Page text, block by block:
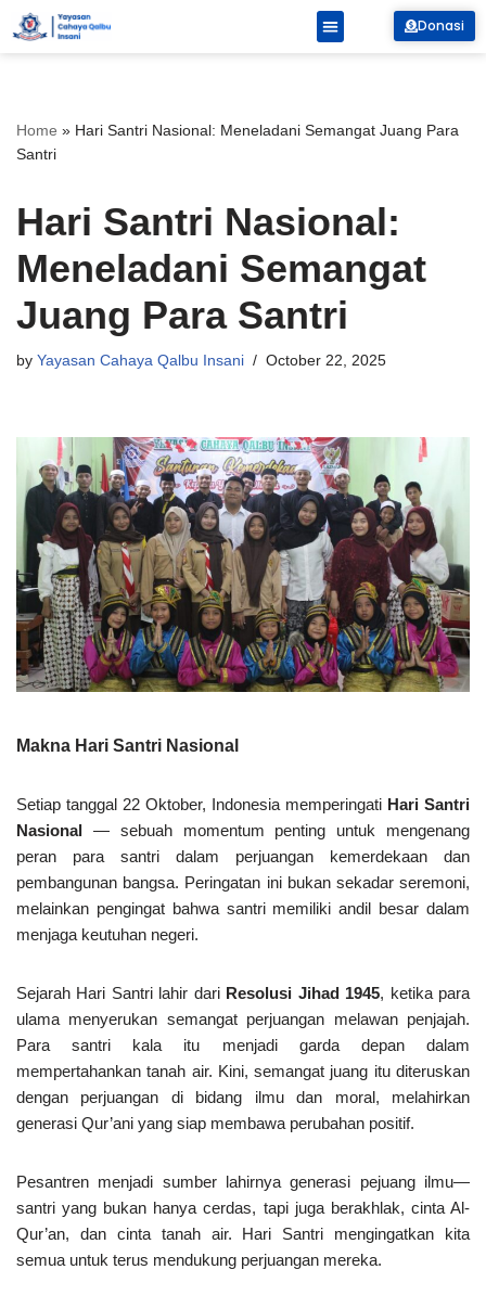
Donasi
Home » Hari Santri Nasional: Meneladani Semangat Juang Para
Santri
Hari Santri Nasional:
Meneladani Semangat
Juang Para Santri
by Yayasan Cahaya Qalbu Insani October 22, 2025
Makna Hari Santri Nasional
Setiap tanggal 22 Oktober, Indonesia memperingati Hari Santri
Nasional — sebuah momentum penting untuk mengenang
peran para santri dalam perjuangan kemerdekaan dan
pembangunan bangsa. Peringatan ini bukan sekadar seremoni,
melainkan pengingat bahwa santri memiliki andil besar dalam
menjaga keutuhan negeri.
Sejarah Hari Santri lahir dari Resolusi Jihad 1945, ketika para
ulama menyerukan semangat perjuangan melawan penjajah.
Para santri kala itu menjadi garda depan dalam
mempertahankan tanah air. Kini, semangat juang itu diteruskan
dengan perjuangan di bidang ilmu dan moral, melahirkan
generasi Qur’ani yang siap membawa perubahan positif.
Pesantren menjadi sumber lahirnya generasi pejuang ilmu—
santri yang bukan hanya cerdas, tapi juga berakhlak, cinta Al-
Qur’an, dan cinta tanah air. Hari Santri mengingatkan kita
semua untuk terus mendukung perjuangan mereka.